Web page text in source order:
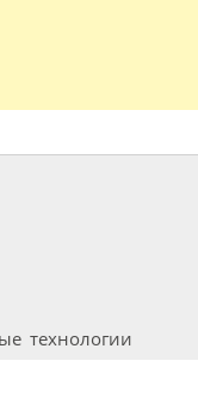
технологии